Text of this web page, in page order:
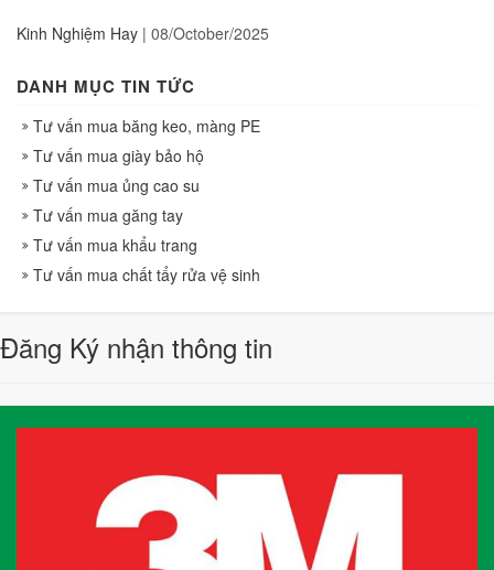
Kinh Nghiệm Hay | 08/October/2025
DANH MỤC TIN TỨC
Tư vấn mua băng keo, màng PE
Tư vấn mua giày bảo hộ
Tư vấn mua ủng cao su
Tư vấn mua găng tay
Tư vấn mua khẩu trang
Tư vấn mua chất tẩy rửa vệ sinh
Đăng Ký nhận thông tin